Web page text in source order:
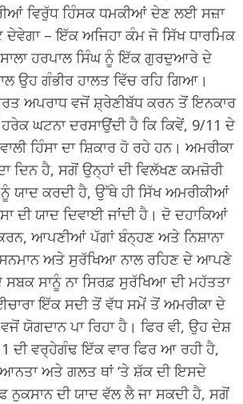
ਵਿਰੁੱਧ ਹਿੰਸਕ ਧਮਕੀਆਂ ਦੇਣ ਲਈ ਸਜ਼ਾ
– ਇੱਕ ਅਜਿਹਾ ਕੰਮ ਜੋ ਸਿੱਖ ਧਾਰਮਿਕ
ਹਰਪਾਲ ਸਿੰਘ ਨੂੰ ਇੱਕ ਗੁਰਦੁਆਰੇ ਦੇ
ਉਹ ਗੰਭੀਰ ਹਾਲਤ ਵਿੱਚ ਰਹਿ ਗਿਆ।
ਅਪਰਾਧ ਵਜੋਂ ਸ਼੍ਰੇਣੀਬੱਧ ਕਰਨ ਤੋਂ ਇਨਕਾਰ
ਘਟਨਾ ਦਰਸਾਉਂਦੀ ਹੈ ਕਿ ਕਿਵੇਂ, 9/11 ਦੇ
ਹਿੰਸਾ ਦਾ ਸ਼ਿਕਾਰ ਹੋ ਰਹੇ ਹਨ। ਅਮਰੀਕਾ
ਦਿਨ ਹੈ, ਸਗੋਂ ਉਨ੍ਹਾਂ ਦੀ ਵਿਲੱਖਣ ਕਮਜ਼ੋਰੀ
ਯਾਦ ਕਰਦੀ ਹੈ, ਉੱਥੇ ਹੀ ਸਿੱਖ ਅਮਰੀਕੀਆਂ
ਯਾਦ ਦਿਵਾਈ ਜਾਂਦੀ ਹੈ। ਦੋ ਦਹਾਕਿਆਂ
ਆਪਣੀਆਂ ਪੱਗਾਂ ਬੰਨ੍ਹਣ ਅਤੇ ਨਿਸ਼ਾਨਾ
ਅਤੇ ਸੁਰੱਖਿਆ ਨਾਲ ਰਹਿਣ ਦੇ ਆਪਣੇ
ਸਬਕ ਸਾਨੂੰ ਨਾ ਸਿਰਫ਼ ਸੁਰੱਖਿਆ ਦੀ ਮਹੱਤਤਾ
ਇੱਕ ਸਦੀ ਤੋਂ ਵੱਧ ਸਮੇਂ ਤੋਂ ਅਮਰੀਕਾ ਦੇ
ਯੋਗਦਾਨ ਪਾ ਰਿਹਾ ਹੈ। ਫਿਰ ਵੀ, ਉਹ ਦੇਸ਼
ਦੀ ਵਰ੍ਹੇਗੰਢ ਇੱਕ ਵਾਰ ਫਿਰ ਆ ਰਹੀ ਹੈ,
ਅਤੇ ਗਲਤ ਥਾਂ ‘ਤੇ ਸ਼ੱਕ ਦੀ ਇਸਦੇ
ਨੁਕਸਾਨ ਦੀ ਯਾਦ ਵੱਲ ਲੈ ਜਾ ਸਕਦੀ ਹੈ, ਸਗੋਂ